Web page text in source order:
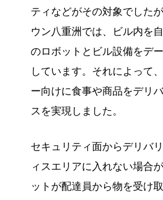
ティなどがその対象でした
ウン八重洲では、ビル内を
のロボットとビル設備をデ
しています。それによって
ー向けに食事や商品をデリ
スを実現しました。
セキュリティ面からデリバ
ィスエリアに入れない場合
ットが配達員から物を受け